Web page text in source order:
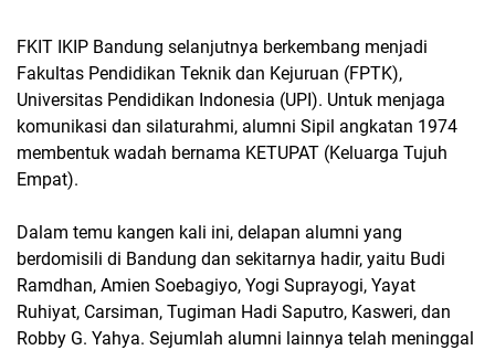
FKIT IKIP Bandung selanjutnya berkembang menjadi
Fakultas Pendidikan Teknik dan Kejuruan (FPTK),
Universitas Pendidikan Indonesia (UPI). Untuk menjaga
komunikasi dan silaturahmi, alumni Sipil angkatan 1974
membentuk wadah bernama KETUPAT (Keluarga Tujuh
Empat).
Dalam temu kangen kali ini, delapan alumni yang
berdomisili di Bandung dan sekitarnya hadir, yaitu Budi
Ramdhan, Amien Soebagiyo, Yogi Suprayogi, Yayat
Ruhiyat, Carsiman, Tugiman Hadi Saputro, Kasweri, dan
Robby G. Yahya. Sejumlah alumni lainnya telah meninggal